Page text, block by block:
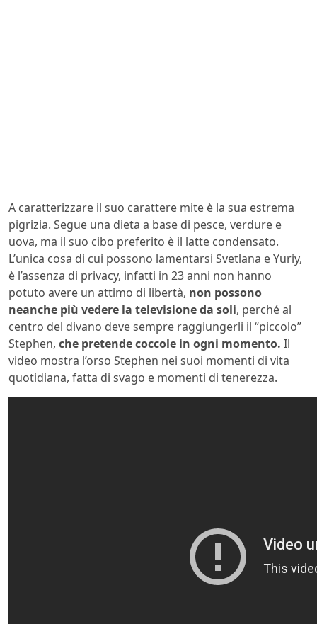
A caratterizzare il suo carattere mite è la sua estrema
pigrizia. Segue una dieta a base di pesce, verdure e
uova, ma il suo cibo preferito è il latte condensato.
L’unica cosa di cui possono lamentarsi Svetlana e Yuriy,
è l’assenza di privacy, infatti in 23 anni non hanno
potuto avere un attimo di libertà, non possono
neanche più vedere la televisione da soli, perché al
centro del divano deve sempre raggiungerli il “piccolo”
Stephen, che pretende coccole in ogni momento. Il
video mostra l’orso Stephen nei suoi momenti di vita
quotidiana, fatta di svago e momenti di tenerezza.